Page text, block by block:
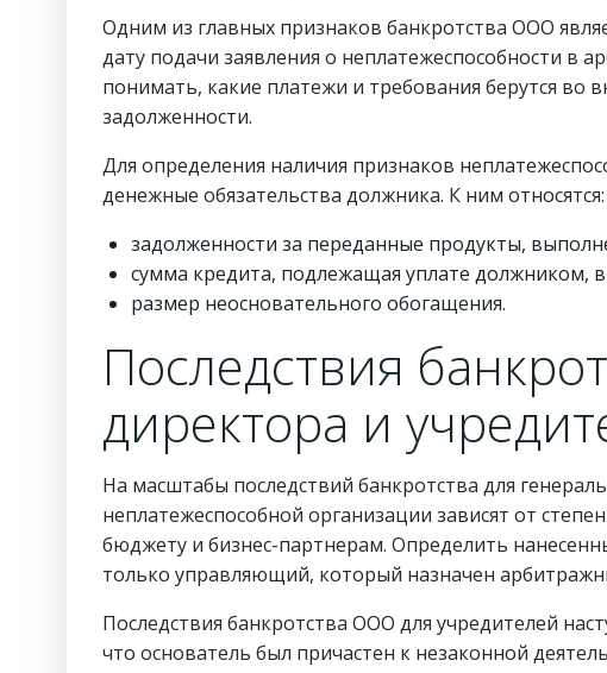
Одним из главных признаков банкротства ООО
дату подачи заявления о неплатежеспособности в
понимать, какие платежи и требования берутся
задолженности.
Для определения наличия признаков
денежные обязательства должника. К ним относятся:
задолженности за переданные продукты,
сумма кредита, подлежащая уплате должником,
размер неосновательного обогащения.
Последствия
директора и
На масштабы последствий банкротства для
неплатежеспособной организации зависят от
бюджету и бизнес-партнерам. Определить
только управляющий, который назначен
Последствия банкротства ООО для учредителей
что основатель был причастен к незаконной